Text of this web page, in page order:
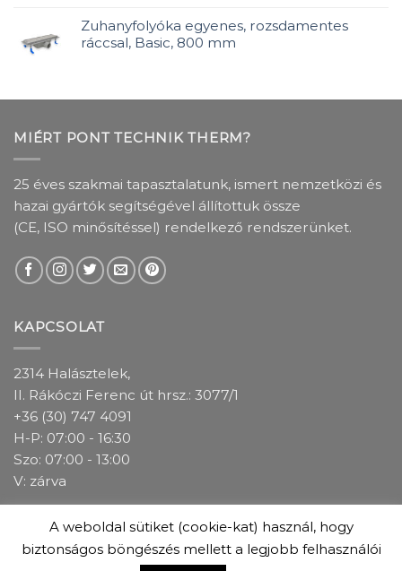
Zuhanyfolyóka egyenes, rozsdamentes
ráccsal, Basic, 800 mm
MIÉRT PONT TECHNIK THERM?
25 éves szakmai tapasztalatunk, ismert nemzetközi és
hazai gyártók segítségével állítottuk össze
(CE, ISO minősítéssel) rendelkező rendszerünket.
KAPCSOLAT
2314 Halásztelek,
II. Rákóczi Ferenc út hrsz.: 3077/1
+36 (30) 747 4091
H-P: 07:00 - 16:30
Szo: 07:00 - 13:00
V: zárva
IMPRESSZUM ADATKEZELÉSI TÁJÉKOZTATÓ
ÁSZF
GARANCIÁLIS FELTÉTELEK
ÜZLETEINK
COOKIE(SÜTI) SZABÁLYZAT
A weboldal sütiket (cookie-kat) használ, hogy
biztonságos böngészés mellett a legjobb felhasználói